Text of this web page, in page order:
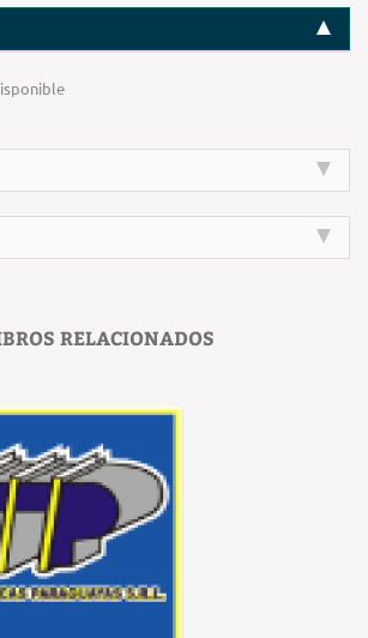
RELACIONADOS